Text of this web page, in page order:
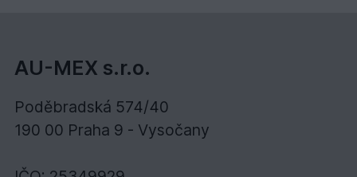
AU-MEX s.r.o.
Poděbradská 574/40
190 00 Praha 9 - Vysočany